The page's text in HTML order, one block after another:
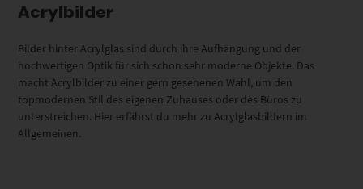
Acrylbilder
Bilder hinter Acrylglas sind durch ihre Aufhängung und der
hochwertigen Optik für sich schon sehr moderne Objekte. Das
macht Acrylbilder zu einer gern gesehenen Wahl, um den
topmodernen Stil des eigenen Zuhauses oder des Büros zu
unterstreichen. Hier erfährst du mehr zu Acrylglasbildern im
Allgemeinen.